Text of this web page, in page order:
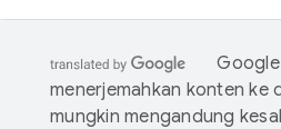
menerjemahkan konten ke
mungkin mengandung